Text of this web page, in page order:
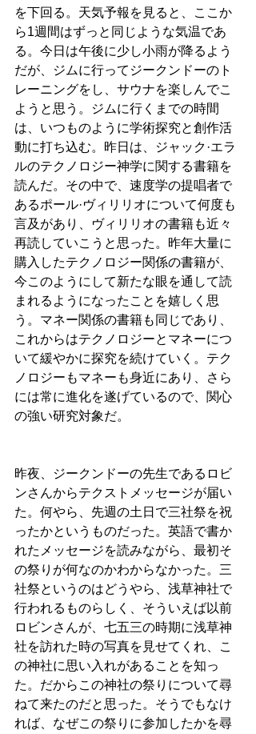
を下回る。天気予報を見ると、ここか
ら1週間はずっと同じような気温であ
る。今日は午後に少し小雨が降るよう
だが、ジムに行ってジークンドーのト
レーニングをし、サウナを楽しんでこ
ようと思う。ジムに行くまでの時間
は、いつものように学術探究と創作活
動に打ち込む。昨日は、ジャック·エラ
ルのテクノロジー神学に関する書籍を
読んだ。その中で、速度学の提唱者で
あるポール·ヴィリリオについて何度も
言及があり、ヴィリリオの書籍も近々
再読していこうと思った。昨年大量に
購入したテクノロジー関係の書籍が、
今このようにして新たな眼を通して読
まれるようになったことを嬉しく思
う。マネー関係の書籍も同じであり、
これからはテクノロジーとマネーにつ
いて緩やかに探究を続けていく。テク
ノロジーもマネーも身近にあり、さら
には常に進化を遂げているので、関心
の強い研究対象だ。
昨夜、ジークンドーの先生であるロビ
ンさんからテクストメッセージが届い
た。何やら、先週の土日で三社祭を祝
ったかというものだった。英語で書か
れたメッセージを読みながら、最初そ
の祭りが何なのかわからなかった。三
社祭というのはどうやら、浅草神社で
行われるものらしく、そういえば以前
ロビンさんが、七五三の時期に浅草神
社を訪れた時の写真を見せてくれ、こ
の神社に思い入れがあることを知っ
た。だからこの神社の祭りについて尋
ねて来たのだと思った。そうでもなけ
れば、なぜこの祭りに参加したかを尋